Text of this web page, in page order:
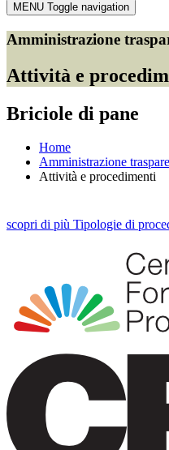
MENU Toggle navigation
Amministrazione
Attività e
Briciole di pane
Home
Amministrazione
Attività e procedimenti
scopri di più Tipologie di